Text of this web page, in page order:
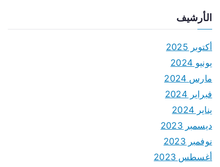
الأرشيف
أكتوبر 2025
يونيو 2024
مارس 2024
فبراير 2024
يناير 2024
ديسمبر 2023
نوفمبر 2023
أغسطس 2023